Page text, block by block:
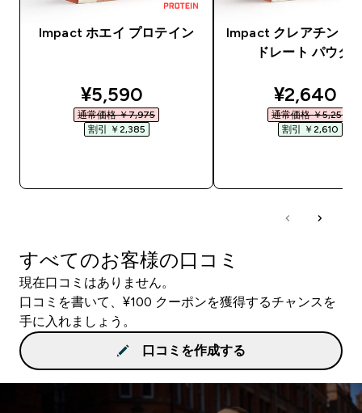
Impact ホエイ プロテイン
discounted price
¥5,590‎
通常価格 ￥7,975‎
割引 ￥2,385‎
Impact クレアチン モ
ドレート パウダ
¥2,640‎
通常価格 ￥5,250‎
割引 ￥2,610‎
すべてのお客様の口コミ
現在口コミはありません。
口コミを書いて、¥100 クーポンを獲得するチャンスを
手に入れましょう。
口コミを作成する